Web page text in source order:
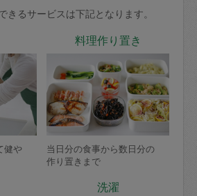
きるサービスは下記となります。
健や
料理作り置き
当日分の食事から数日分の
作り置きまで
洗濯